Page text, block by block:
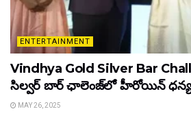
ENTERTAINMENT
Vindhya Gold Silver Bar
సిల్వర్ బార్ ఛాలెంజ్‌లో హీరోయిన్ ధ‌న్య
MAY 26, 2025